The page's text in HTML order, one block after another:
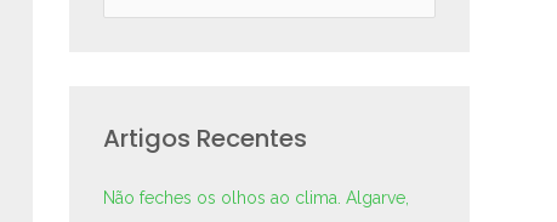
Artigos Recentes
Não feches os olhos ao clima. Algarve,